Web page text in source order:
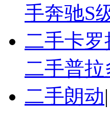
手奔驰S
二手卡罗
二手普拉
二手朗动|